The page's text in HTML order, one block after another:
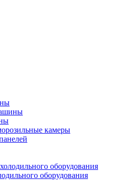
камеры
оборудования
оборудования